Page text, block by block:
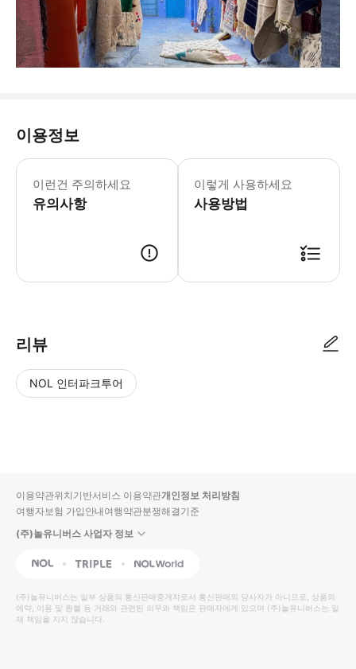
이용정보
이런건 주의하세요
유의사항
이렇게 사용하세요
사용방법
리뷰
NOL 인터파크투어
입니
다.
높
은
순
동
영
상
순
상
이용약관위치기반서비스 이용약관개인정보 처리방침
여행자보험 가입안내여행약관분쟁해결기준
(주)놀유니버스 사업자 정보
NOL Triple Interpark Global
(주)놀유니버스는 일부 상품의 통신판매중개자로서 통신판매의 당사자가 아니므로, 상품의
예약, 이용 및 환불 등 거래와 관련된 의무와 책임은 판매자에게 있으며 (주)놀유니버스는 일
체 책임을 지지 않습니다.